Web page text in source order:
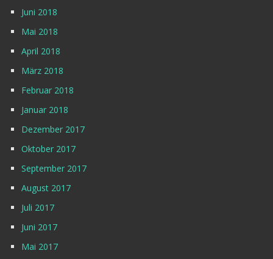
Juni 2018
Mai 2018
April 2018
März 2018
Februar 2018
Januar 2018
Dezember 2017
Oktober 2017
September 2017
August 2017
Juli 2017
Juni 2017
Mai 2017